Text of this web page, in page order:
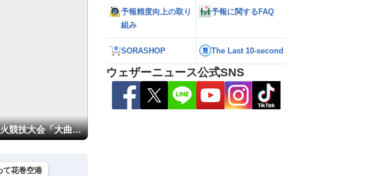
第98回全国花火競技大会「大曲の花火」
て花巻空港
予報精度向上の取り
組み
予報に関するFAQ
SORASHOP The Last 10-second
ウェザーニュース公式SNS